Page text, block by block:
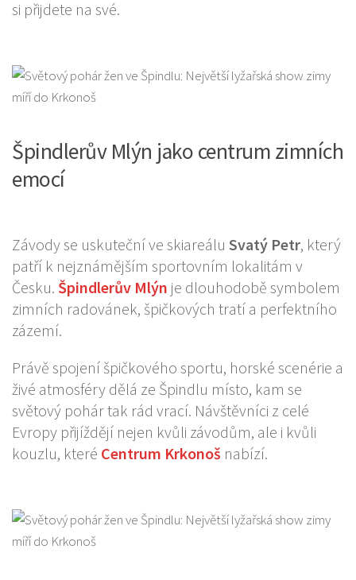
si přijdete na své.
Špindlerův Mlýn jako centrum zimních
emocí
Závody se uskuteční ve skiareálu Svatý Petr, který
patří k nejznámějším sportovním lokalitám v
Česku. Špindlerův Mlýn je dlouhodobě symbolem
zimních radovánek, špičkových tratí a perfektního
zázemí.
Právě spojení špičkového sportu, horské scenérie a
živé atmosféry dělá ze Špindlu místo, kam se
světový pohár tak rád vrací. Návštěvníci z celé
Evropy přijíždějí nejen kvůli závodům, ale i kvůli
kouzlu, které Centrum Krkonoš nabízí.